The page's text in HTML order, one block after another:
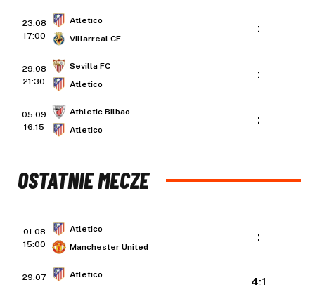
23.08
17:00
Atletico
Villarreal CF
:
29.08
21:30
Sevilla FC
Atletico
:
05.09
16:15
Athletic Bilbao
Atletico
:
OSTATNIE MECZE
01.08
15:00
Atletico
Manchester United
:
29.07
Atletico